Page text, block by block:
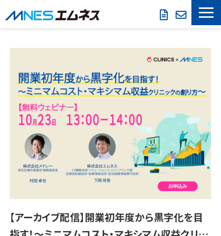
導入事例
お役立ち情報
会社概要
【アーカイブ配信】開業初年度から黒字化を目